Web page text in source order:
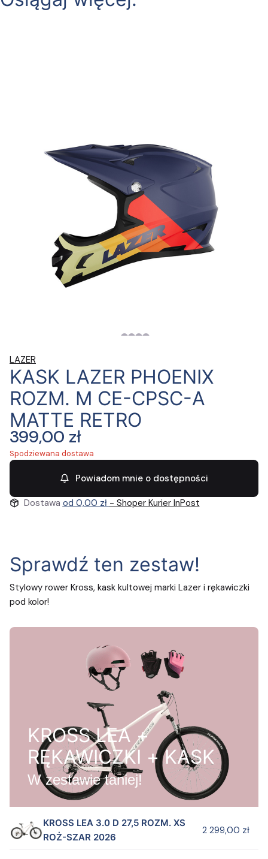
LAZER
KASK LAZER PHOENIX
ROZM. M CE-CPSC-A
MATTE RETRO
Cena
399,00 zł
Spodziewana dostawa
Powiadom mnie o dostępności
Dostawa od 0,00 zł - Shoper Kurier InPost
Sprawdź ten zestaw!
Stylowy rower Kross, kask kultowej marki Lazer i rękawiczki
pod kolor!
KROSS LEA +
RĘKAWICZKI + KASK
W zestawie taniej!
KROSS LEA 3.0 D 27,5 ROZM. XS
ROŻ-SZAR 2026
2 299,00 zł